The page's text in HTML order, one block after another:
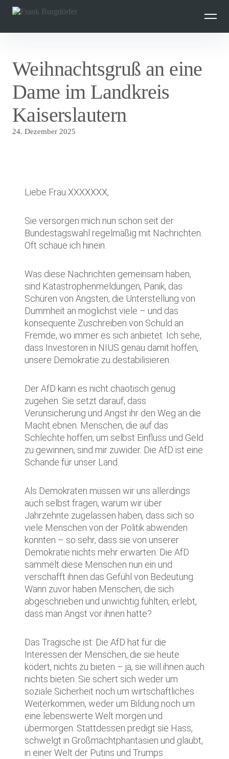
überspringen
Weihnachtsgruß an eine
Dame im Landkreis
Kaiserslautern
24. Dezember 2025
Liebe Frau XXXXXXX,
Sie versorgen mich nun schon seit der
Bundestagswahl regelmäßig mit Nachrichten.
Oft schaue ich hinein.
Was diese Nachrichten gemeinsam haben,
sind Katastrophenmeldungen, Panik, das
Schüren von Ängsten, die Unterstellung von
Dummheit an möglichst viele – und das
konsequente Zuschreiben von Schuld an
Fremde, wo immer es sich anbietet. Ich sehe,
dass Investoren in NIUS genau damit hoffen,
unsere Demokratie zu destabilisieren.
Der AfD kann es nicht chaotisch genug
zugehen. Sie setzt darauf, dass
Verunsicherung und Angst ihr den Weg an die
Macht ebnen. Menschen, die auf das
Schlechte hoffen, um selbst Einfluss und Geld
zu gewinnen, sind mir zuwider. Die AfD ist eine
Schande für unser Land.
Als Demokraten müssen wir uns allerdings
auch selbst fragen, warum wir über
Jahrzehnte zugelassen haben, dass sich so
viele Menschen von der Politik abwenden
konnten – so sehr, dass sie von unserer
Demokratie nichts mehr erwarten. Die AfD
sammelt diese Menschen nun ein und
verschafft ihnen das Gefühl von Bedeutung.
Wann zuvor haben Menschen, die sich
abgeschrieben und unwichtig fühlten, erlebt,
dass man Angst vor ihnen hatte?
Das Tragische ist: Die AfD hat für die
Interessen der Menschen, die sie heute
ködert, nichts zu bieten – ja, sie will ihnen auch
nichts bieten. Sie schert sich weder um
soziale Sicherheit noch um wirtschaftliches
Weiterkommen, weder um Bildung noch um
eine lebenswerte Welt morgen und
übermorgen. Stattdessen predigt sie Hass,
schwelgt in Großmachtphantasien und glaubt,
in einer Welt der Putins und Trumps